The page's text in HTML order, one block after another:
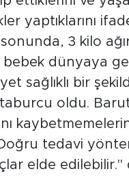
yaptıklarını
3 kilo
bebek dünyaya
sağlıklı bir
oldu.
tedavi
elde edilebilir."